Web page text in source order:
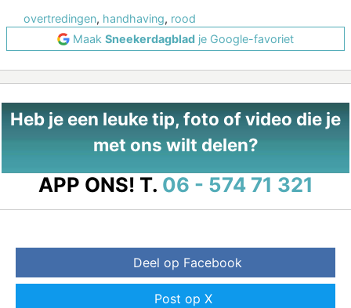
overtredingen, handhaving, rood
Maak Sneekerdagblad je Google-favoriet
Heb je een leuke tip, foto of video die je
met ons wilt delen?
APP ONS! T. 06 - 574 71 321
Deel op Facebook
Post op X